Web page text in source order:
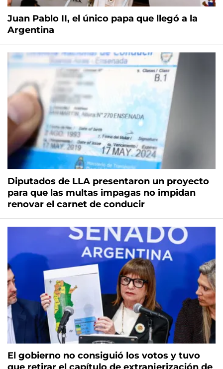
Juan Pablo II, el único papa que llegó a la
Argentina
Diputados de LLA presentaron un proyecto
para que las multas impagas no impidan
renovar el carnet de conducir
El gobierno no consiguió los votos y tuvo